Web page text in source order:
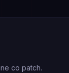
co patch.